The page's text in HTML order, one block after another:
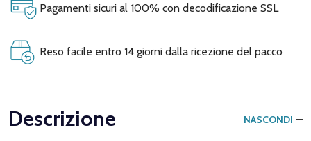
Pagamenti sicuri al 100% con decodificazione SSL
Reso facile entro 14 giorni dalla ricezione del pacco
Descrizione NASCONDI